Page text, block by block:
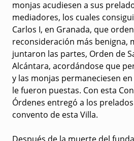
monjas acudiesen a sus
mediadores, los cuales
Carlos I, en Granada, que
reconsideración más benigna,
juntaron las partes, Orden de
Alcántara, acordándose que
y las monjas permaneciesen
le fueron puestas. Con esta
Órdenes entregó a los
convento de esta Villa.